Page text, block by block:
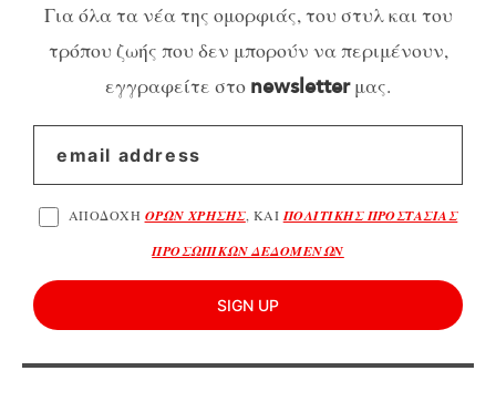
Για όλα τα νέα της ομορφιάς, του στυλ και του
τρόπου ζωής που δεν μπορούν να περιμένουν,
εγγραφείτε στο newsletterμας.
ΑΠΟΔΟΧΗ ΟΡΩΝ ΧΡΗΣΗΣ, ΚΑΙΠΟΛΙΤΙΚΗΣ ΠΡΟΣΤΑΣΙΑΣ
ΠΡΟΣΩΠΙΚΩΝ ΔΕΔΟΜΕΝΩΝ
SIGN UP